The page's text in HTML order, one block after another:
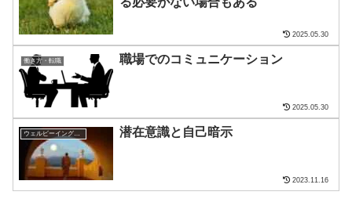
2025.05.30
働き方・転職 職場でのコミュニケーション
2025.05.30
ウェルビーイング・マインド 潜在意識と自己暗示
2023.11.16